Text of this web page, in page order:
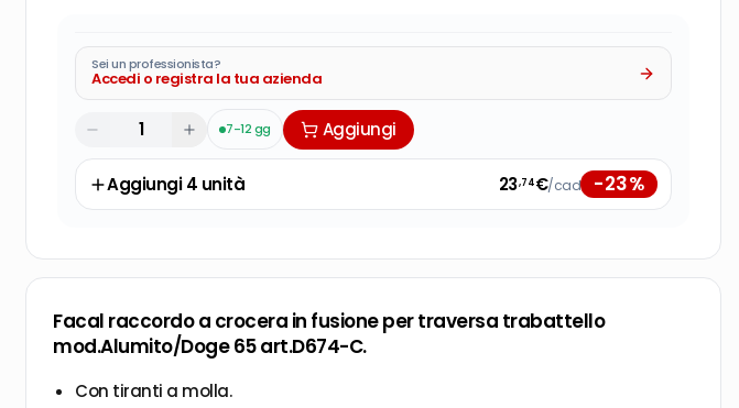
Sei un professionista?
Accedi o registra la tua azienda
7-12 gg Aggiungi
Aggiungi4 unità 23,74€/cad -23%
Facal raccordo a crocera in fusione per traversa trabattello
mod.Alumito/Doge 65 art.D674-C.
Con tiranti a molla.